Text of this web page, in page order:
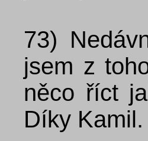
73)
jsem z
něco říct
Díky Kamil.